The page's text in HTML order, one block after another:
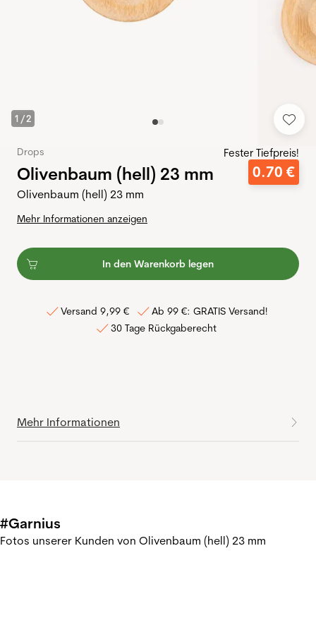
1 /2
Drops
Olivenbaum (hell) 23 mm
Fester Tiefpreis!
0.70 €
Olivenbaum (hell) 23 mm
Mehr Informationen anzeigen
In den Warenkorb legen
Versand 9,99 €
Ab 99 €: GRATIS Versand!
30 Tage Rückgaberecht
Mehr Informationen
#Garnius
Fotos unserer Kunden von Olivenbaum (hell) 23 mm